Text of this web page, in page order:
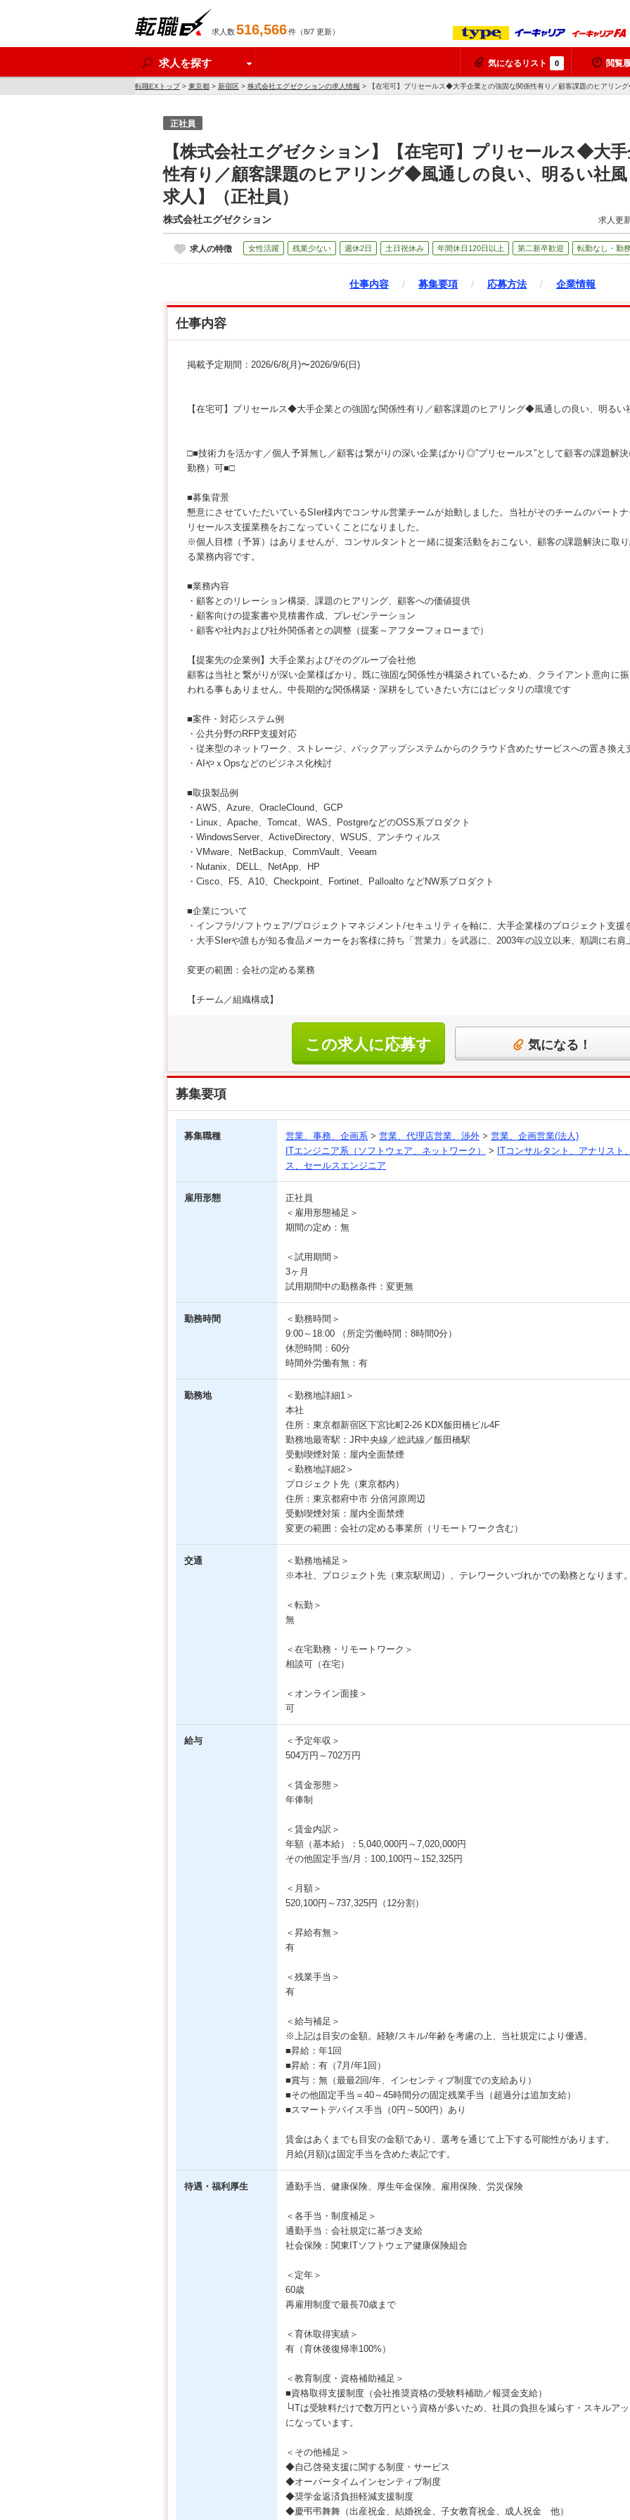
求人数516,566件（8/7 更新）
求人を探す 気になるリスト 0 閲覧
転職EXトップ> 東京都 > 新宿区 > 株式会社エグゼクションの求人情報 > 【在宅可】プリセールス◆大手企業との強固な関係性有り／顧客課題のヒアリン
正社員
【株式会社エグゼクション】【在宅可】プリセールス◆大
性有り／顧客課題のヒアリング◆風通しの良い、明るい社
求人】（正社員）
株式会社エグゼクション 求人更
求人の特徴 女性活躍 残業少ない 週休2日 土日祝休み 年間休日120日以上 第二新卒歓迎 転勤なし・勤
仕事内容 / 募集要項 / 応募方法 / 企業情報
仕事内容
掲載予定期間：2026/6/8(月)〜2026/9/6(日)
【在宅可】プリセールス◆大手企業との強固な関係性有り／顧客課題のヒアリング◆風通しの良い、明るい
□■技術力を活かす／個人予算無し／顧客は繋がりの深い企業ばかり◎”プリセールス”として顧客の課題解
勤務）可■□
■募集背景
懇意にさせていただいているSIer様内でコンサル営業チームが始動しました。当社がそのチームのパート
リセールス支援業務をおこなっていくことになりました。
※個人目標（予算）はありませんが、コンサルタントと一緒に提案活動をおこない、顧客の課題解決に取
る業務内容です。
■業務内容
・顧客とのリレーション構築、課題のヒアリング、顧客への価値提供
・顧客向けの提案書や見積書作成、プレゼンテーション
・顧客や社内および社外関係者との調整（提案～アフターフォローまで）
【提案先の企業例】大手企業およびそのグループ会社他
顧客は当社と繋がりが深い企業様ばかり。既に強固な関係性が構築されているため、クライアント意向に
われる事もありません。中長期的な関係構築・深耕をしていきたい方にはピッタリの環境です
■案件・対応システム例
・公共分野のRFP支援対応
・従来型のネットワーク、ストレージ、バックアップシステムからのクラウド含めたサービスへの置き換え
・AIやｘOpsなどのビジネス化検討
■取扱製品例
・AWS、Azure、OracleClound、GCP
・Linux、Apache、Tomcat、WAS、PostgreなどのOSS系プロダクト
・WindowsServer、ActiveDirectory、WSUS、アンチウィルス
・VMware、NetBackup、CommVault、Veeam
・Nutanix、DELL、NetApp、HP
・Cisco、F5、A10、Checkpoint、Fortinet、Palloalto などNW系プロダクト
■企業について
・インフラ/ソフトウェア/プロジェクトマネジメント/セキュリティを軸に、大手企業様のプロジェクト支援
・大手SIerや誰もが知る食品メーカーをお客様に持ち「営業力」を武器に、2003年の設立以来、順調に右
変更の範囲：会社の定める業務
【チーム／組織構成】
この求人に応募す
る
気になる！
募集要項
募集職種 営業、事務、企画系 > 営業、代理店営業、渉外 > 営業、企画営業(法人)
ITエンジニア系（ソフトウェア、ネットワーク）
> ITコンサルタント、アナリスト
ス、セールスエンジニア
雇用形態
正社員
＜雇用形態補足＞
期間の定め：無
＜試用期間＞
3ヶ月
試用期間中の勤務条件：変更無
勤務時間
＜勤務時間＞
9:00～18:00 （所定労働時間：8時間0分）
休憩時間：60分
時間外労働有無：有
勤務地
＜勤務地詳細1＞
本社
住所：東京都新宿区下宮比町2-26 KDX飯田橋ビル4F
勤務地最寄駅：JR中央線／総武線／飯田橋駅
受動喫煙対策：屋内全面禁煙
＜勤務地詳細2＞
プロジェクト先（東京都内）
住所：東京都府中市 分倍河原周辺
受動喫煙対策：屋内全面禁煙
変更の範囲：会社の定める事業所（リモートワーク含む）
交通
＜勤務地補足＞
※本社、プロジェクト先（東京駅周辺）、テレワークいづれかでの勤務となります
＜転勤＞
無
＜在宅勤務・リモートワーク＞
相談可（在宅）
＜オンライン面接＞
可
給与
＜予定年収＞
504万円～702万円
＜賃金形態＞
年俸制
＜賃金内訳＞
年額（基本給）：5,040,000円～7,020,000円
その他固定手当/月：100,100円～152,325円
＜月額＞
520,100円～737,325円（12分割）
＜昇給有無＞
有
＜残業手当＞
有
＜給与補足＞
※上記は目安の金額。経験/スキル/年齢を考慮の上、当社規定により優遇。
■昇給：年1回
■昇給：有（7月/年1回）
■賞与：無（最最2回/年、インセンティブ制度での支給あり）
■その他固定手当＝40～45時間分の固定残業手当（超過分は追加支給）
■スマートデバイス手当（0円～500円）あり
賃金はあくまでも目安の金額であり、選考を通じて上下する可能性があります。
月給(月額)は固定手当を含めた表記です。
待遇・福利厚生 通勤手当、健康保険、厚生年金保険、雇用保険、労災保険
＜各手当・制度補足＞
通勤手当：会社規定に基づき支給
社会保険：関東ITソフトウェア健康保険組合
＜定年＞
60歳
再雇用制度で最長70歳まで
＜育休取得実績＞
有（育休後復帰率100%）
＜教育制度・資格補助補足＞
■資格取得支援制度（会社推奨資格の受験料補助／報奨金支給）
└ITは受験料だけで数万円という資格が多いため、社員の負担を減らす・スキルア
になっています。
＜その他補足＞
◆自己啓発支援に関する制度・サービス
◆オーバータイムインセンティブ制度
◆奨学金返済負担軽減支援制度
◆慶弔弔舞舞（出産祝金、結婚祝金、子女教育祝金、成人祝金 他）